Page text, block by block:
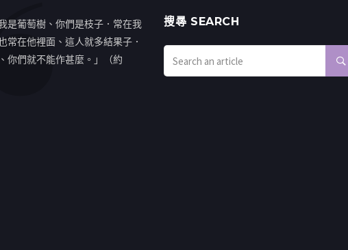
是葡萄樹、你們是枝子．常在我
常在他裡面、這人就多結果子．
你們就不能作甚麼。」（約
搜㝷 SEARCH